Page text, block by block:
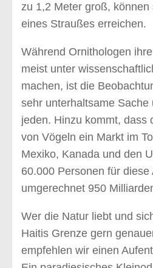
zu 1,2 Meter groß,
eines Straußes erreichen.
Während Ornithologen
meist unter
machen, ist die
sehr unterhaltsame Sache
jeden. Hinzu kommt, dass
von Vögeln ein Markt im
Mexiko, Kanada und den
60.000 Personen für diese
umgerechnet 950
Wer die Natur liebt und
Haitis Grenze gern
empfehlen wir einen